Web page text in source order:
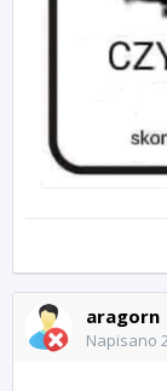
aragorn
Napisano